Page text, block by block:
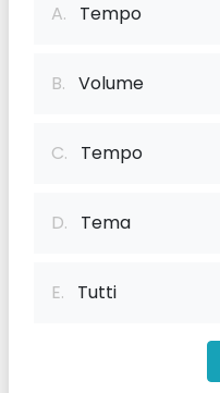
A. Tempo
B. Volume
C. Tempo
D. Tema
E. Tutti